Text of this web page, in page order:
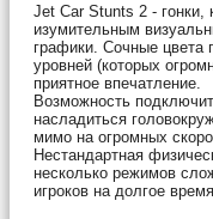
Jet Car Stunts 2 - гонки,
изумительным
графики. Сочные цвета
уровней (которых
приятное впечатление.
Возможность
насладиться
мимо на огромных
Нестандартная
несколько режимов
игроков на долгое время.